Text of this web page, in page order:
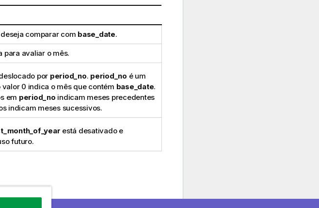
comparar com base_date.
para avaliar o mês.
por period_no. period_no é um
valor 0 indica o mês que contém base_date.
em period_no indicam meses precedentes
indicam meses sucessivos.
está desativado e
futuro.